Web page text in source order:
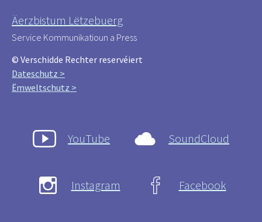
Äerzbistum Lëtzebuerg
Service Kommunikatioun a Press
© Verschidde Rechter reservéiert
Dateschutz >
Ëmweltschutz >
YouTube SoundCloud
Instagram Facebook